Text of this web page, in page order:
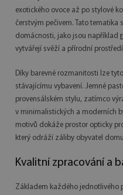
exotického ovoce až po stylové
čerstvým pečivem. Tato tematika
domácnosti, jako jsou například
vytvářejí svěží a přírodní
Díky barevné rozmanitosti lze
stávajícímu vybavení. Jemné
provensálském stylu, zatímco
v minimalistických a moderních
motivů dokáže prostor opticky
který odráží záliby obyvatel
Kvalitní zpracování a
Základem každého jednotlivého